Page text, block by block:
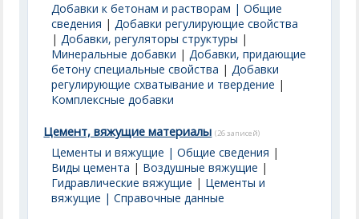
Добавки к бетонам и растворам | Общие
сведения |Добавки регулирующие свойства
|Добавки, регуляторы структуры |
Минеральные добавки |Добавки, придающие
бетону специальные свойства |Добавки
регулирующие схватывание и твердение |
Комплексные добавки
Цемент, вяжущие материалы (26 записей)
Цементы и вяжущие | Общие сведения |
Виды цемента | Воздушные вяжущие |
Гидравлические вяжущие | Цементы и
вяжущие | Справочные данные